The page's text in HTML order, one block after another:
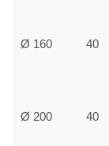
Ø 160 40
Ø 200 40